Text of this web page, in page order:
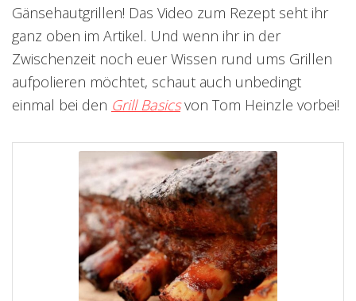
Gänsehautgrillen! Das Video zum Rezept seht ihr
ganz oben im Artikel. Und wenn ihr in der
Zwischenzeit noch euer Wissen rund ums Grillen
aufpolieren möchtet, schaut auch unbedingt
einmal bei den Grill Basicsvon Tom Heinzle vorbei!